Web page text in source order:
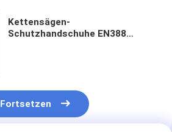
Kettensägen-
Schutzhandschuhe EN388
Fortsetzen